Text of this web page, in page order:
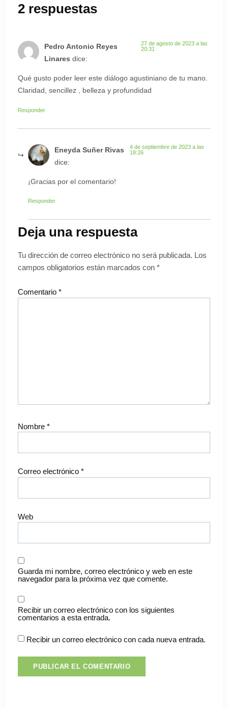
2 respuestas
Pedro Antonio Reyes
Linares dice:
27 de agosto de 2023 a las
20:31
Qué gusto poder leer este diálogo agustiniano de tu mano.
Claridad, sencillez , belleza y profundidad
Responder
Eneyda Suñer Rivas
dice:
4 de septiembre de 2023 a las
18:26
¡Gracias por el comentario!
Responder
Deja una respuesta
Tu dirección de correo electrónico no será publicada. Los
campos obligatorios están marcados con *
Comentario *
Nombre *
Correo electrónico *
Web
Guarda mi nombre, correo electrónico y web en este
navegador para la próxima vez que comente.
Recibir un correo electrónico con los siguientes
comentarios a esta entrada.
Recibir un correo electrónico con cada nueva entrada.